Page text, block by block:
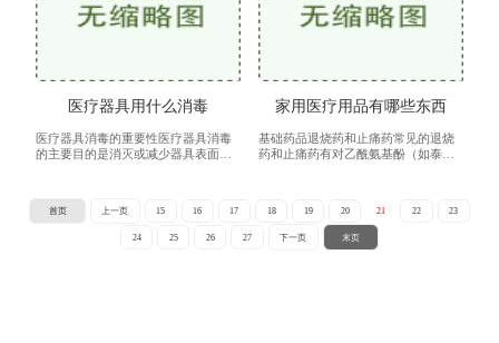
医疗器具用什么消毒
医疗器具消毒的重要性医疗器具消毒
的主要目的是消灭或减少器具表面及
叉感染，保护患者免受二次伤害，特
家用医疗用品有哪些东西
基础药品退烧药和止痛药常见的退烧
药和止痛药有对乙酰氨基酚（如泰
按照
首页 上一页 15 16 17 18 19 20 21 22 23
24 25 26 27 下一页 末页